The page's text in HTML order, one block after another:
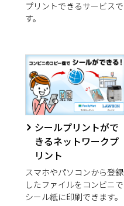
プリントできるサービスで
す。
シールプリントがで
きるネットワークプ
リント
スマホやパソコンから登録
したファイルをコンビニで
シール紙に印刷できます。